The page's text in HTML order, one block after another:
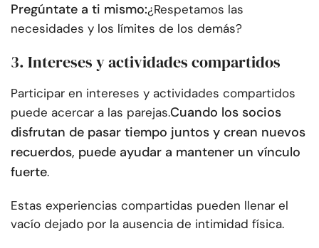
Pregúntate a ti mismo:¿Respetamos las
necesidades y los límites de los demás?
3. Intereses y actividades compartidos
Participar en intereses y actividades compartidos
puede acercar a las parejas.Cuando los socios
disfrutan de pasar tiempo juntos y crean nuevos
recuerdos, puede ayudar a mantener un vínculo
fuerte.
Estas experiencias compartidas pueden llenar el
vacío dejado por la ausencia de intimidad física.